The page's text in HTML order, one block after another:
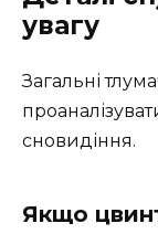
увагу
Загальні
сновидіння.
Якщо